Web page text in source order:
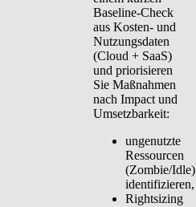
Baseline-Check
aus Kosten- und
Nutzungsdaten
(Cloud + SaaS)
und priorisieren
Sie Maßnahmen
nach Impact und
Umsetzbarkeit:
ungenutzte
Ressourcen
(Zombie/Idle)
identifizieren,
Rightsizing